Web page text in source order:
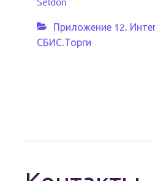
Приложение 12.
СБИС.Торги